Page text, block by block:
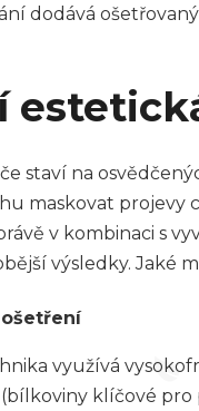
dodává
staví na
maskovat projevy
v kombinaci s
výsledky. Jaké
využívá
klíčové